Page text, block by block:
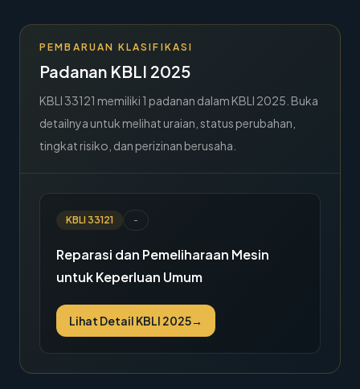
PEMBARUAN KLASIFIKASI
Padanan KBLI 2025
KBLI33121 memiliki 1 padanan dalam KBLI 2025. Buka
detailnya untuk melihat uraian, status perubahan,
tingkat risiko, dan perizinan berusaha.
KBLI 33121 -
Reparasi dan Pemeliharaan Mesin
untuk Keperluan Umum
Lihat Detail KBLI 2025→